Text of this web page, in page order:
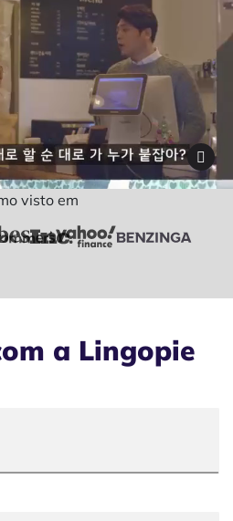
visto em
a Lingopie